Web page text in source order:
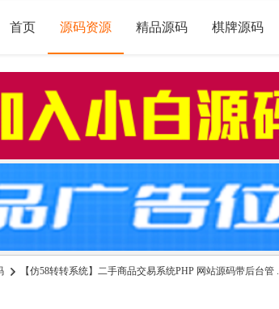
首页 源码资源 精品源码 棋牌源码
› 【仿58转转系统】二手商品交易系统PHP 网站源码带后台管 ...